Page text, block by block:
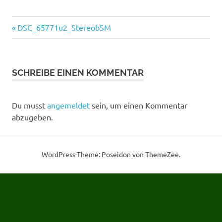
in
das
Thema
Beitragsnavigation
Vorheriger
Beitrag:
DSC_65771u2_StereobSM
SCHREIBE EINEN KOMMENTAR
Du musst angemeldet sein, um einen Kommentar
abzugeben.
WordPress-Theme: Poseidon von ThemeZee.